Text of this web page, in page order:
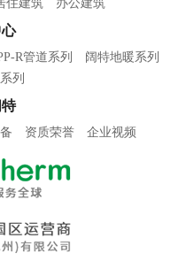
资质荣誉 企业视频
R管道系列
阔特地暖系列
列
住建筑 办公建筑